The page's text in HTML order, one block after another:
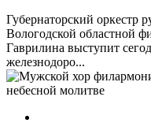
Губернаторский оркестр
Вологодской областной
Гаврилина выступит
железнодоро...